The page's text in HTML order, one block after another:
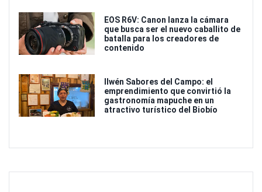
EOS R6V: Canon lanza la cámara
que busca ser el nuevo caballito de
batalla para los creadores de
contenido
Ilwén Sabores del Campo: el
emprendimiento que convirtió la
gastronomía mapuche en un
atractivo turístico del Biobío